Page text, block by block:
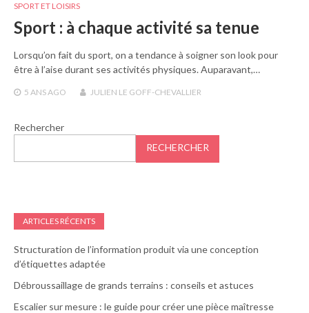
SPORT ET LOISIRS
Sport : à chaque activité sa tenue
Lorsqu’on fait du sport, on a tendance à soigner son look pour
être à l’aise durant ses activités physiques. Auparavant,…
5 ANSAGO JULIEN LE GOFF-CHEVALLIER
Rechercher
RECHERCHER
ARTICLES RÉCENTS
Structuration de l’information produit via une conception
d’étiquettes adaptée
Débroussaillage de grands terrains : conseils et astuces
Escalier sur mesure : le guide pour créer une pièce maîtresse